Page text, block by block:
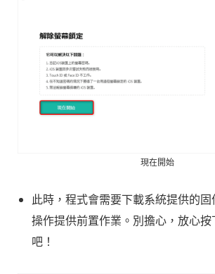
現在開始
此時，程式會需要下載系統提供的
操作提供前置作業。別擔心，放心按
吧！